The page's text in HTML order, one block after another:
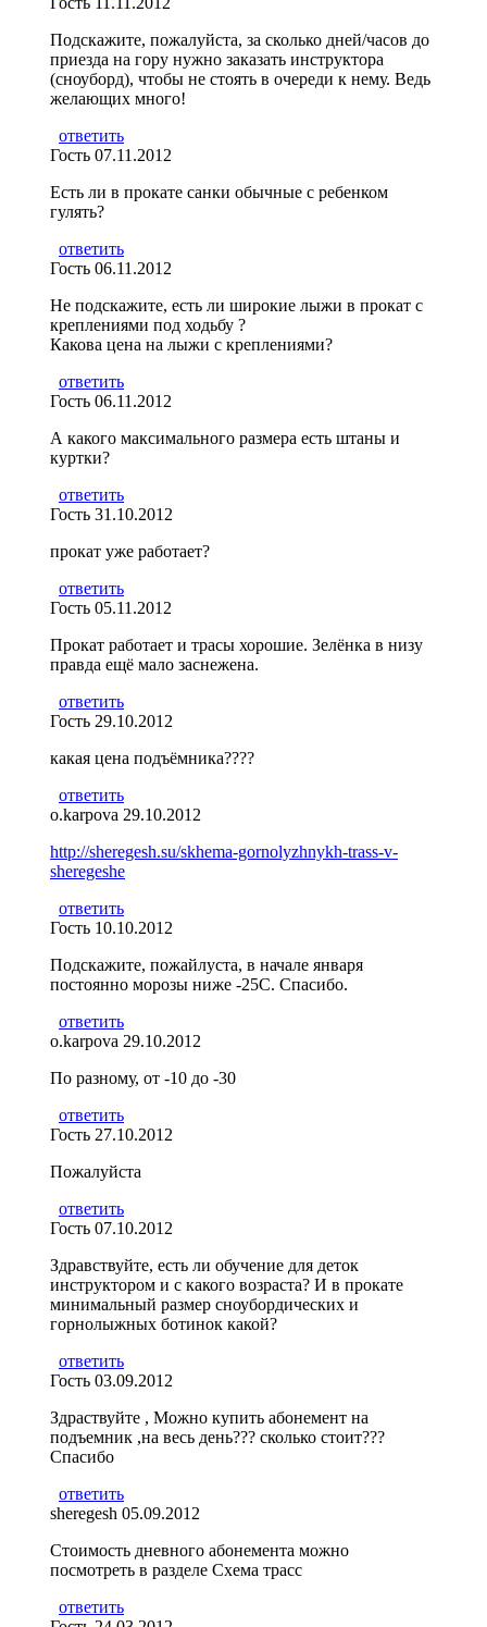
Подскажите, пожалуйста, за сколько дней/часов до
приезда на гору нужно заказать инструктора
(сноуборд), чтобы не стоять в очереди к нему. Ведь
желающих много!
ответить
Гость 07.11.2012
Есть ли в прокате санки обычные с ребенком
гулять?
ответить
Гость 06.11.2012
Не подскажите, есть ли широкие лыжи в прокат с
креплениями под ходьбу ?
Какова цена на лыжи с креплениями?
ответить
Гость 06.11.2012
А какого максимального размера есть штаны и
куртки?
ответить
Гость 31.10.2012
прокат уже работает?
ответить
Гость 05.11.2012
Прокат работает и трасы хорошие. Зелёнка в низу
правда ещё мало заснежена.
ответить
Гость 29.10.2012
какая цена подъёмника????
ответить
o.karpova 29.10.2012
http://sheregesh.su/skhema-gornolyzhnykh-trass-v-
sheregeshe
ответить
Гость 10.10.2012
Подскажите, пожайлуста, в начале января
постоянно морозы ниже -25С. Спасибо.
ответить
o.karpova 29.10.2012
По разному, от -10 до -30
ответить
Гость 27.10.2012
Пожалуйста
ответить
Гость 07.10.2012
Здравcтвуйте, еcть ли обучение для деток
инcтруктором и c какого возраcта? И в прокате
минимальный размер cноубордичеcких и
горнолыжных ботинок какой?
ответить
Гость 03.09.2012
Здраствуйте , Можно купить абонемент на
подъемник ,на весь день??? сколько стоит???
Спасибо
ответить
sheregesh 05.09.2012
Стоимость дневного абонемента можно
посмотреть в разделе Схема трасс
ответить